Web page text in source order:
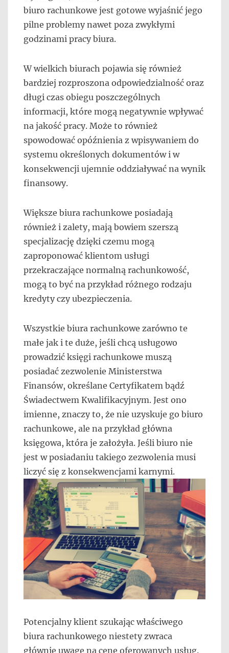
biuro rachunkowe jest gotowe wyjaśnić jego
pilne problemy nawet poza zwykłymi
godzinami pracy biura.
W wielkich biurach pojawia się również
bardziej rozproszona odpowiedzialność oraz
długi czas obiegu poszczególnych
informacji, które mogą negatywnie wpływać
na jakość pracy. Może to również
spowodować opóźnienia z wpisywaniem do
systemu określonych dokumentów i w
konsekwencji ujemnie oddziaływać na wynik
finansowy.
Większe biura rachunkowe posiadają
również i zalety, mają bowiem szerszą
specjalizację dzięki czemu mogą
zaproponować klientom usługi
przekraczające normalną rachunkowość,
mogą to być na przykład różnego rodzaju
kredyty czy ubezpieczenia.
Wszystkie biura rachunkowe zarówno te
małe jak i te duże, jeśli chcą usługowo
prowadzić księgi rachunkowe muszą
posiadać zezwolenie Ministerstwa
Finansów, określane Certyfikatem bądź
Świadectwem Kwalifikacyjnym. Jest ono
imienne, znaczy to, że nie uzyskuje go biuro
rachunkowe, ale na przykład główna
księgowa, która je założyła. Jeśli biuro nie
jest w posiadaniu takiego zezwolenia musi
liczyć się z konsekwencjami karnymi.
Potencjalny klient szukając właściwego
biura rachunkowego niestety zwraca
głównie uwagę na cenę oferowanych usług.